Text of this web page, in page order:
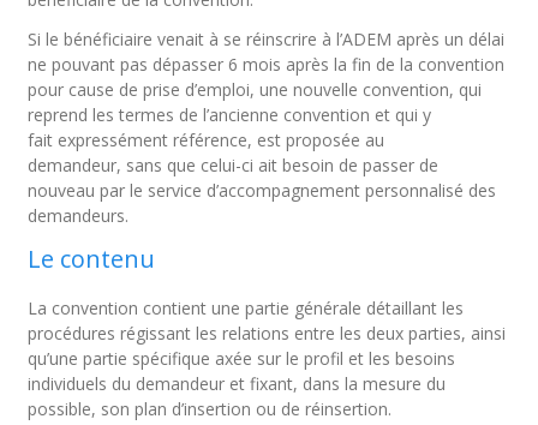
Si le bénéficiaire venait à se réinscrire à l’ADEM après un délai
ne pouvant pas dépasser 6 mois après la fin de la convention
pour cause de prise d’emploi, une nouvelle convention, qui
reprend les termes de l’ancienne convention et qui y
fait expressément référence, est proposée au
demandeur, sans que celui-ci ait besoin de passer de
nouveau par le service d’accompagnement personnalisé des
demandeurs.
Le contenu
La convention contient une partie générale détaillant les
procédures régissant les relations entre les deux parties, ainsi
qu’une partie spécifique axée sur le profil et les besoins
individuels du demandeur et fixant, dans la mesure du
possible, son plan d’insertion ou de réinsertion.